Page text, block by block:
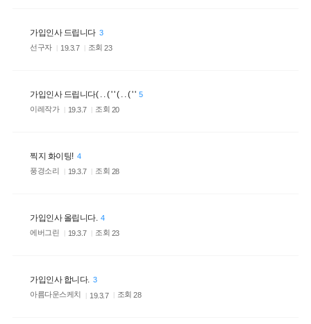
가입인사 드립니다 3
선구자
19.3.7 조회23
가입인사 드립니다( . . ( ' ' ( . . ( ' ' 5
이레작가
19.3.7 조회 20
찍지 화이팅! 4
풍경소리
19.3.7 조회 28
가입인사 올립니다. 4
에버그린
19.3.7 조회 23
가입인사 합니다. 3
아름다운스케치
19.3.7 조회28